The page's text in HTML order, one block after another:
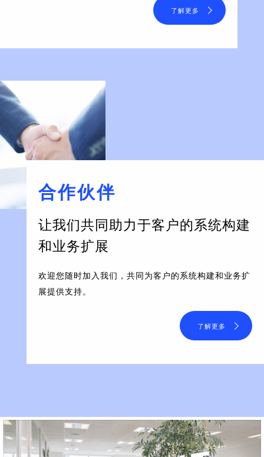
了解更多
合作伙伴
让我们共同助力于客户的系统构建
和业务扩展
欢迎您随时加入我们，共同为客户的系统构建和业务扩
展提供支持。
了解更多